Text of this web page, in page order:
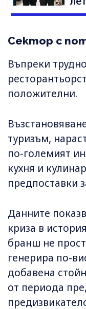
Сектор с
Въпреки
положителни.
туризъм,
по-големият
кухня и
предпоставки
Данните
криза в
бранш не
генерира по-
добавена
от периода